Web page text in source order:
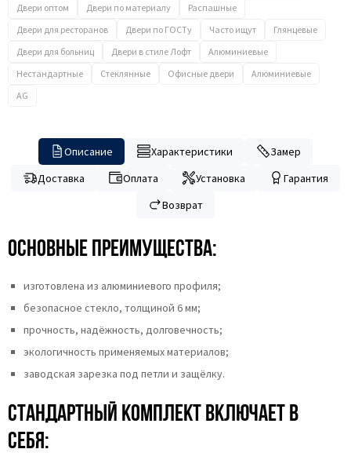
Двери оптом
Двери по материалу
Распашные
Двери для ресторанов
Двери по ГОСТу Часто ищут
Глянцевые
Двери для больниц
Двери в стиле Лофт
Алюминиевые
Нестандартные
Стеклянные Офисные двери
Алюминиевые
AG
Описание Характеристики
Замер
Доставка
Оплата Установка
Гарантия
Возврат
Основные преимущества:
изготовлена из алюминиевого профиля;
безопасное стекло, толщиной 6 мм;
прочность, надёжность, долговечность;
экологичность применяемых материалов;
заводская зарезка под петли и защёлку.
Стандартный комплект включает в
себя: